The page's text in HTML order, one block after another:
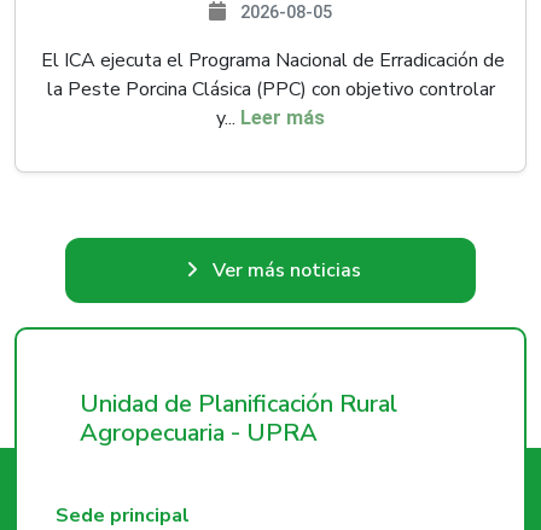
2026-08-05
El ICA ejecuta el Programa Nacional de Erradicación de
la Peste Porcina Clásica (PPC) con objetivo controlar
y... Leer más
Ver más noticias
Unidad de Planificación Rural
Agropecuaria - UPRA
Sede principal